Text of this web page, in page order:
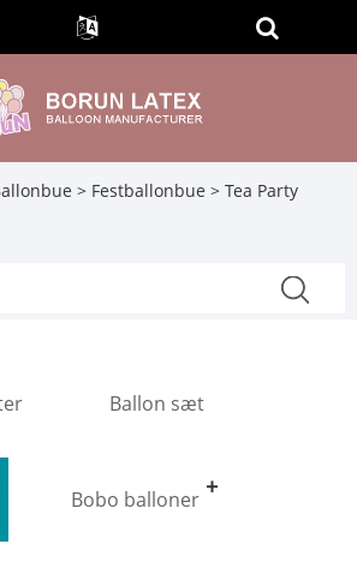
> Festballonbue > Tea Party
Ballon sæt
Bobo balloner